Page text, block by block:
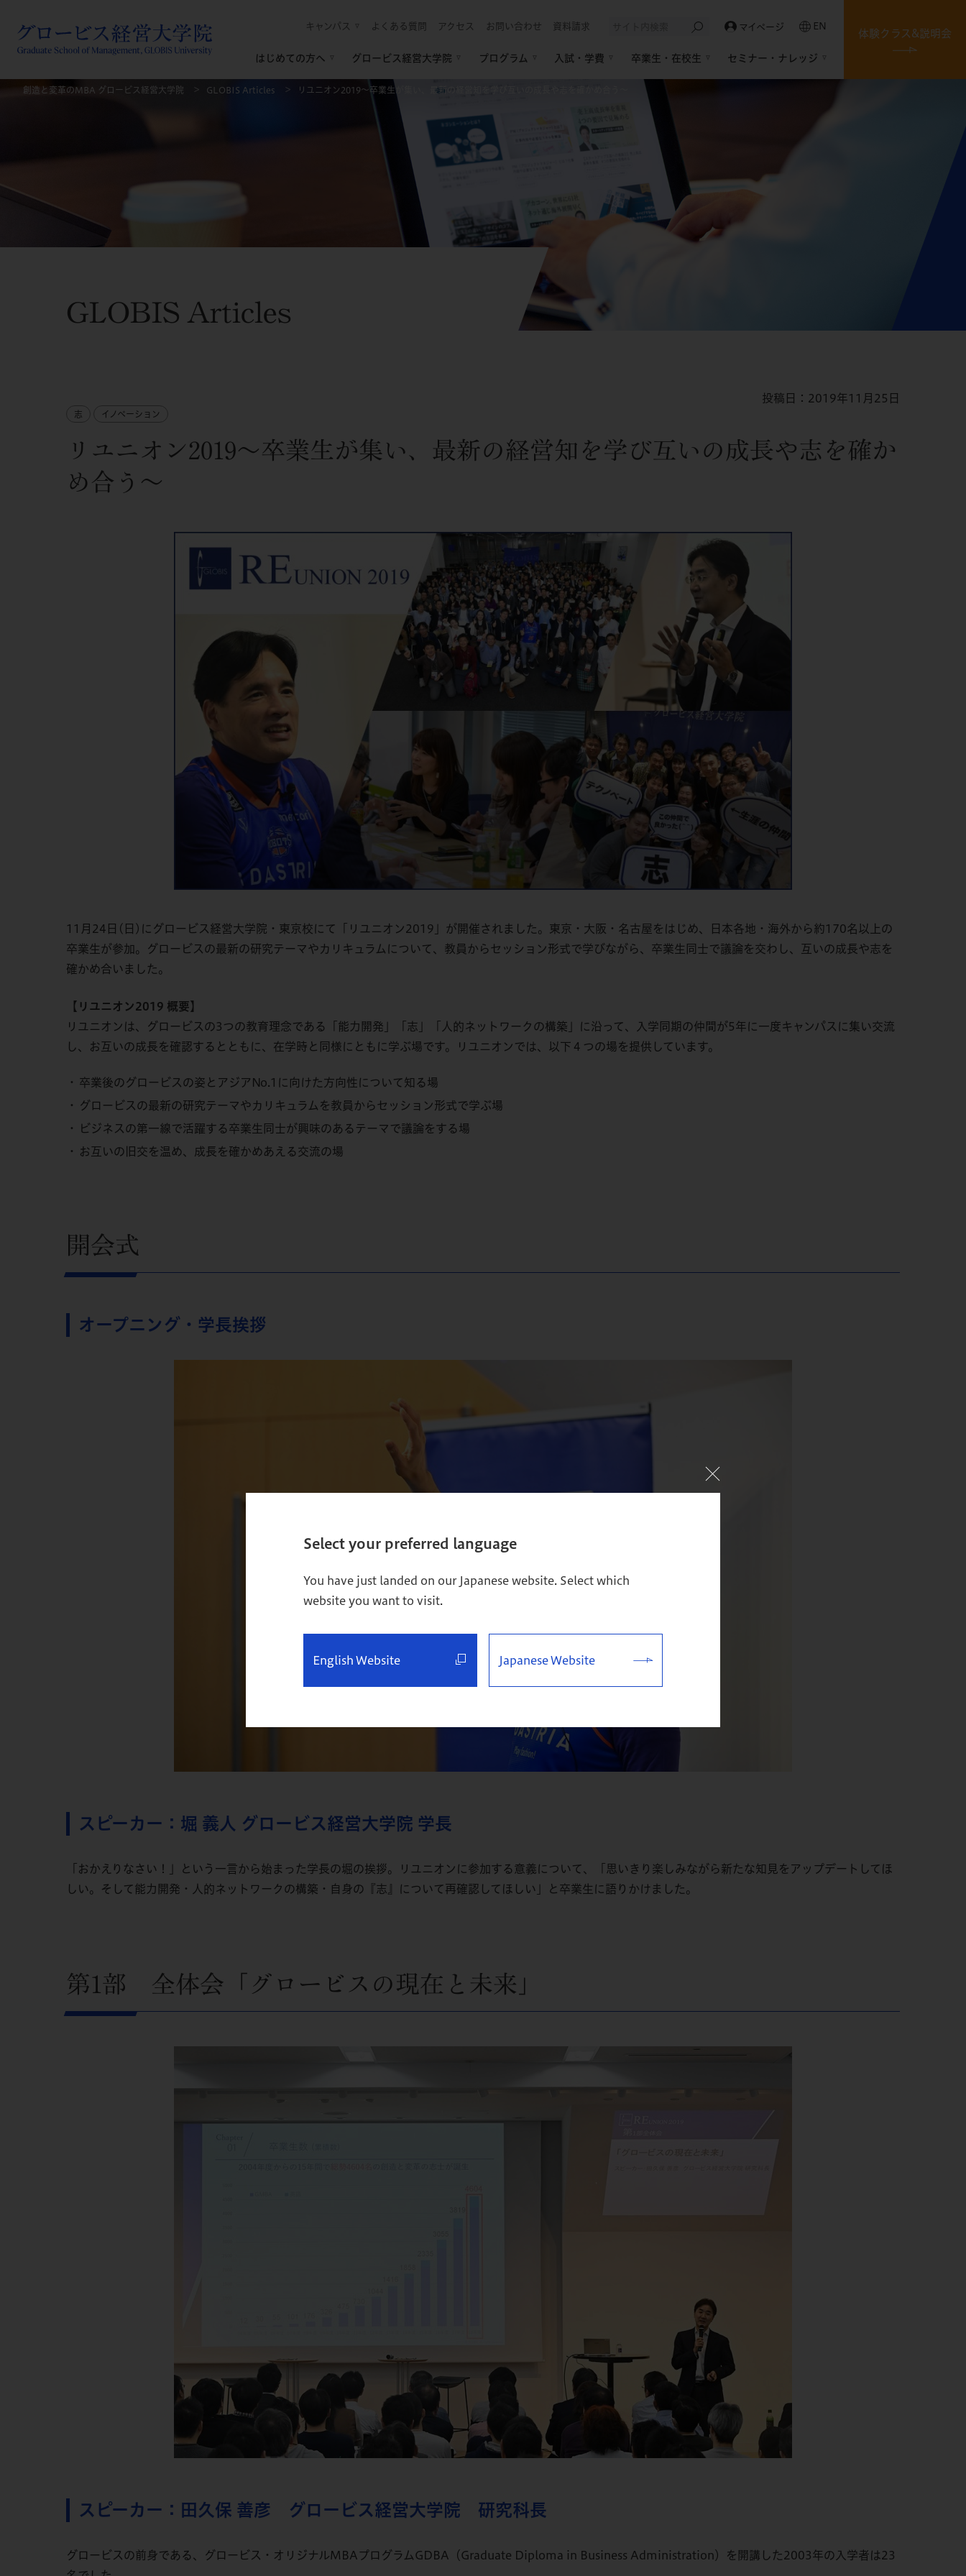
キャンパス よくある質問 アクセス お問い合わせ 資料請求 マイページ EN
はじめての方へ グロービス経営大学院 プログラム 入試・学費 卒業生・在校生 セミナー・ナレッジ
体験クラス&説明会
Select your preferred language
You have just landed on our Japanese website. Select which
website you want to visit.
English Website Japanese Website
創造と変革のMBA グロービス経営大学院 GLOBIS Articles リユニオン2019～卒業生が集い、最新の経営知を学び互いの成長や志を確かめ合う～
GLOBIS Articles
志 イノベーション
投稿日：2019年11月25日
リユニオン2019～卒業生が集い、最新の経営知を学び互いの成長や志を確か
め合う～
11月24日(日)にグロービス経営大学院・東京校にて「リユニオン2019」が開催されました。東京・大阪・名古屋をはじめ、日本各地・海外から約170名以上の
卒業生が参加。グロービスの最新の研究テーマやカリキュラムについて、教員からセッション形式で学びながら、卒業生同士で議論を交わし、互いの成長や志を
確かめ合いました。
【リユニオン2019 概要】
リユニオンは、グロービスの3つの教育理念である「能力開発」「志」「人的ネットワークの構築」に沿って、入学同期の仲間が5年に一度キャンパスに集い交流
し、お互いの成長を確認するとともに、在学時と同様にともに学ぶ場です。リユニオンでは、以下４つの場を提供しています。
卒業後のグロービスの姿とアジアNo.1に向けた方向性について知る場
グロービスの最新の研究テーマやカリキュラムを教員からセッション形式で学ぶ場
ビジネスの第一線で活躍する卒業生同士が興味のあるテーマで議論をする場
お互いの旧交を温め、成長を確かめあえる交流の場
開会式
オープニング・学長挨拶
スピーカー：堀 義人 グロービス経営大学院 学長
「おかえりなさい！」という一言から始まった学長の堀の挨拶。リユニオンに参加する意義について、「思いきり楽しみながら新たな知見をアップデートしてほ
しい。そして能力開発・人的ネットワークの構築・自身の『志』について再確認してほしい」と卒業生に語りかけました。
第1部 全体会「グロービスの現在と未来」
スピーカー：田久保 善彦 グロービス経営大学院 研究科長
グロービスの前身である、グロービス・オリジナルMBAプログラムGDBA（Graduate Diploma in Business Administration）を開講した2003年の入学者は23